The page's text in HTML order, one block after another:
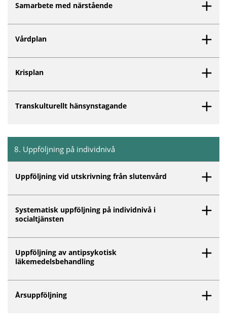
Samarbete med närstående
Vårdplan
Krisplan
Transkulturellt hänsynstagande
8. Uppföljning på individnivå
Uppföljning vid utskrivning från slutenvård
Systematisk uppföljning på individnivå i
socialtjänsten
Uppföljning av antipsykotisk
läkemedelsbehandling
Årsuppföljning
Inget innehåll matchar dina valda filter.